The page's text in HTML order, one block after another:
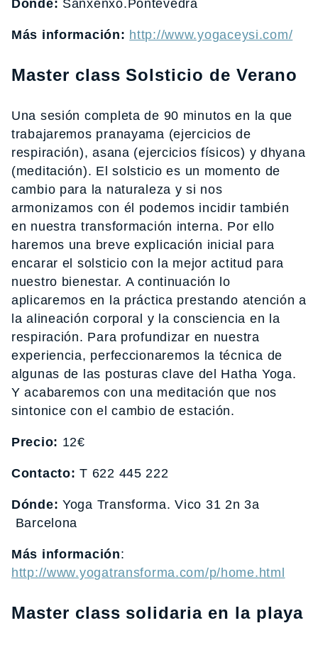
Dónde: Sanxenxo.Pontevedra
Más información: http://www.yogaceysi.com/
Master class Solsticio de Verano
Una sesión completa de 90 minutos en la que
trabajaremos pranayama (ejercicios de
respiración), asana (ejercicios físicos) y dhyana
(meditación). El solsticio es un momento de
cambio para la naturaleza y si nos
armonizamos con él podemos incidir también
en nuestra transformación interna. Por ello
haremos una breve explicación inicial para
encarar el solsticio con la mejor actitud para
nuestro bienestar. A continuación lo
aplicaremos en la práctica prestando atención a
la alineación corporal y la consciencia en la
respiración. Para profundizar en nuestra
experiencia, perfeccionaremos la técnica de
algunas de las posturas clave del Hatha Yoga.
Y acabaremos con una meditación que nos
sintonice con el cambio de estación.
Precio: 12€
Contacto: T 622 445 222
Dónde: Yoga Transforma. Vico 31 2n 3a
Barcelona
Más información:
http://www.yogatransforma.com/p/home.html
Master class solidaria en la playa